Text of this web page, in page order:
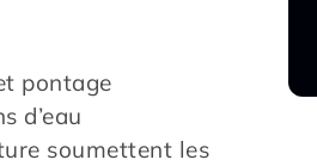
pontage
d’eau
soumettent les